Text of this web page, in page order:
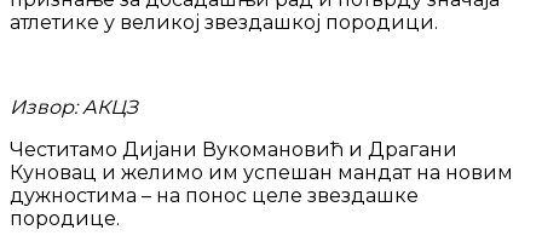
атлетике у великој звездашкој породици.
Извор: АКЦЗ
Честитамо Дијани Вукомановић и Драгани
Куновац и желимо им успешан мандат на новим
дужностима – на понос целе звездашке
породице.